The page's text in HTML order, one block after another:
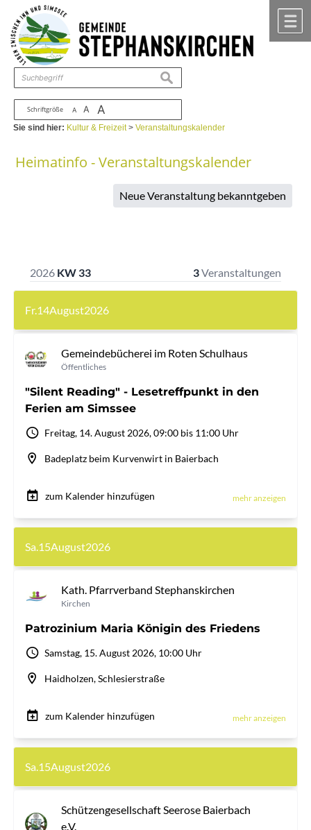
Zum Inhalt ,zur Navigation
Schriftgröße A A A
suchen
Sie sind hier: Kultur & Freizeit>Veranstaltungskalender
Heimatinfo - Veranstaltungskalender